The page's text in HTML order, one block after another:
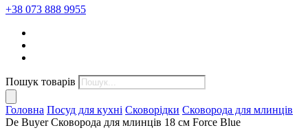
+38 073 888 9955
Пошук товарів
Головна Посуд для кухні Сковорідки Сковорода для млинців
De Buyer Сковорода для млинців 18 см Force Blue